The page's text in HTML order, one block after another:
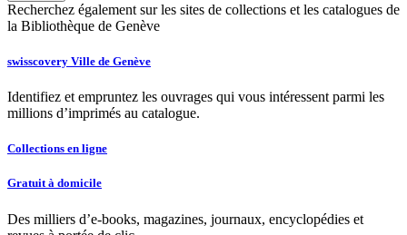
Recherchez également sur les sites de collections et les catalogues de
la Bibliothèque de Genève
swisscovery Ville de Genève
Identifiez et empruntez les ouvrages qui vous intéressent parmi les
millions d’imprimés au catalogue.
Collections en ligne
Gratuit à domicile
Des milliers d’e-books, magazines, journaux, encyclopédies et